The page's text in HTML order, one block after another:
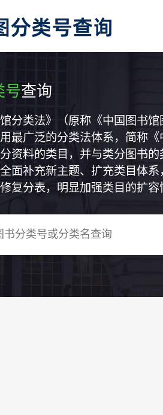
号查询
馆分类法》（原称《中国图书
最广泛的分类法体系，简称
资料的类目，并与类分图书
面补充新主题、扩充类目体
复分表，明显加强类目的扩容